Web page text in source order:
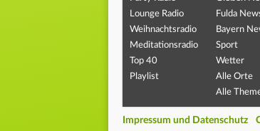
Lounge Radio
Weihnachtsradio
Meditationsradio
Top 40
Playlist
Fulda
Bayern
Sport
Wetter
Alle Orte
Alle
Impressum und Datenschutz